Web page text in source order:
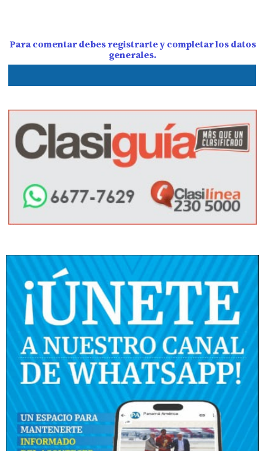
Para comentar debes registrarte y completar los datos
generales.